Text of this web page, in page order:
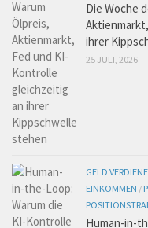
Die Woche
ihrer
25 JULI, 2026
GELD
EINKOMMEN /
Human-in-